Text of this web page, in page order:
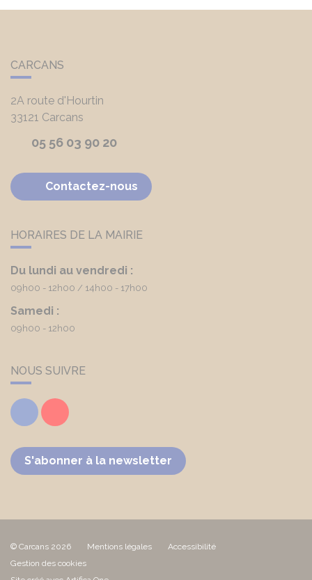
CARCANS
2A route d'Hourtin
33121 Carcans
05 56 03 90 20
Contactez-nous
HORAIRES DE LA MAIRIE
Du lundi au vendredi :
09h00 - 12h00 14h00 - 17h00
Samedi :
09h00 - 12h00
NOUS SUIVRE
FacebookYoutube
S'abonner à la newsletter
© Carcans 2026 Mentions légales
Accessibilité
Gestion des cookies